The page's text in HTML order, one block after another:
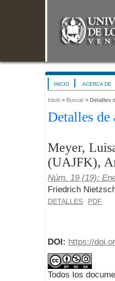
INICIO ACERCA DE
Inicio > Buscar > Detalles
Detalles de
Meyer,
(UAJFK),
Núm. 19 (19):
Friedrich
DETALLES PDF
DOI: https://
Todos los